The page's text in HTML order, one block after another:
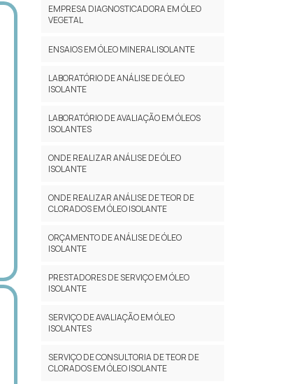
EMPRESA DIAGNOSTICADORA EM ÓLEO
VEGETAL
ENSAIOS EM ÓLEO MINERAL ISOLANTE
LABORATÓRIO DE ANÁLISE DE ÓLEO
ISOLANTE
LABORATÓRIO DE AVALIAÇÃO EM ÓLEOS
ISOLANTES
ONDE REALIZAR ANÁLISE DE ÓLEO
ISOLANTE
ONDE REALIZAR ANÁLISE DE TEOR DE
CLORADOS EM ÓLEO ISOLANTE
ORÇAMENTO DE ANÁLISE DE ÓLEO
ISOLANTE
PRESTADORES DE SERVIÇO EM ÓLEO
ISOLANTE
SERVIÇO DE AVALIAÇÃO EM ÓLEO
ISOLANTES
SERVIÇO DE CONSULTORIA DE TEOR DE
CLORADOS EM ÓLEO ISOLANTE